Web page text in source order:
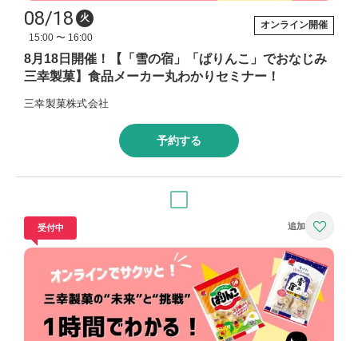
08/18
火
15:00 〜 16:00
オンライン開催
8月18日開催！【「雪の宿」「ぱりんこ」でおなじみ
三幸製菓】食品メーカー丸わかりセミナー！
三幸製菓株式会社
予約する
受付中